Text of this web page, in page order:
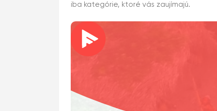
iba kategórie, ktoré vás zaujímajú.